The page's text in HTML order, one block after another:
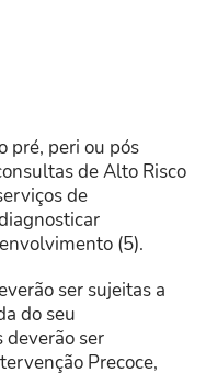
pré, peri ou pós
de Alto Risco
de
(5).
ser sujeitas a
do seu
ser
Precoce,